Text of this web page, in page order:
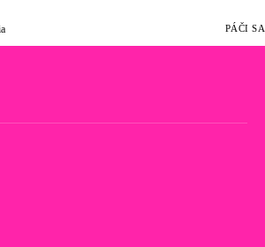
PÁČI SA